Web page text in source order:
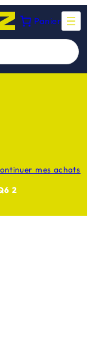
Panier
mes achats
2